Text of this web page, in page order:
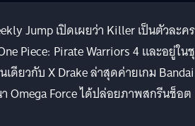
Jump เปิดเผยว่า Killer เป็นตัวละคร
Piece: Pirate Warriors 4 และอยู่ใน
เดียวกับ X Drake ล่าสุดค่ายเกม Bandai
Omega Force ได้ปล่อยภาพสกรีนช็อต